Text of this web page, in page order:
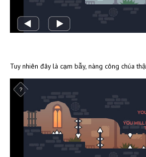
Tuy nhiên đây là cạm bẫy, nàng công chúa